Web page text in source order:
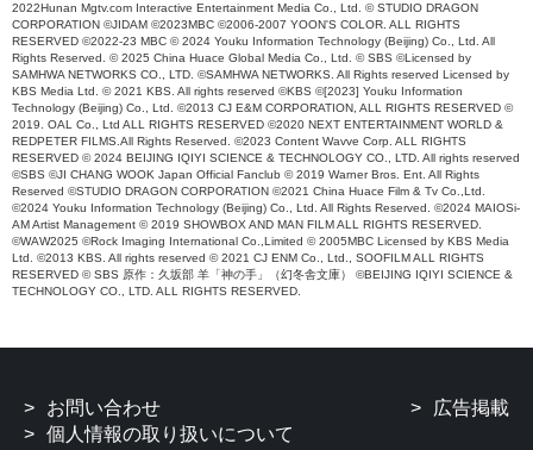
2022Hunan Mgtv.com Interactive Entertainment Media Co., Ltd. © STUDIO DRAGON
CORPORATION ©JIDAM ©2023MBC ©2006-2007 YOON'S COLOR. ALL RIGHTS
RESERVED ©2022-23 MBC © 2024 Youku Information Technology (Beijing) Co., Ltd. All
Rights Reserved. © 2025 China Huace Global Media Co., Ltd. © SBS ©Licensed by
SAMHWA NETWORKS CO., LTD. ©SAMHWA NETWORKS. All Rights reserved Licensed by
KBS Media Ltd. © 2021 KBS. All rights reserved ©KBS ©[2023] Youku Information
Technology (Beijing) Co., Ltd. ©2013 CJ E&M CORPORATION, ALL RIGHTS RESERVED ©
2019. OAL Co., Ltd ALL RIGHTS RESERVED ©2020 NEXT ENTERTAINMENT WORLD &
REDPETER FILMS.All Rights Reserved. ©2023 Content Wavve Corp. ALL RIGHTS
RESERVED © 2024 BEIJING IQIYI SCIENCE & TECHNOLOGY CO., LTD. All rights reserved
©SBS ©JI CHANG WOOK Japan Official Fanclub © 2019 Warner Bros. Ent. All Rights
Reserved ©STUDIO DRAGON CORPORATION ©2021 China Huace Film & Tv Co.,Ltd.
©2024 Youku Information Technology (Beijing) Co., Ltd. All Rights Reserved. ©2024 MAIOSi-
AM Artist Management © 2019 SHOWBOX AND MAN FILM ALL RIGHTS RESERVED.
©WAW2025 ©Rock Imaging International Co.,Limited © 2005MBC Licensed by KBS Media
Ltd. ©2013 KBS. All rights reserved © 2021 CJ ENM Co., Ltd., SOOFILM ALL RIGHTS
RESERVED © SBS 原作：久坂部 羊「神の手」（幻冬舎文庫） ©BEIJING IQIYI SCIENCE &
TECHNOLOGY CO., LTD. ALL RIGHTS RESERVED.
お問い合わせ
広告掲載
個人情報の取り扱いについて